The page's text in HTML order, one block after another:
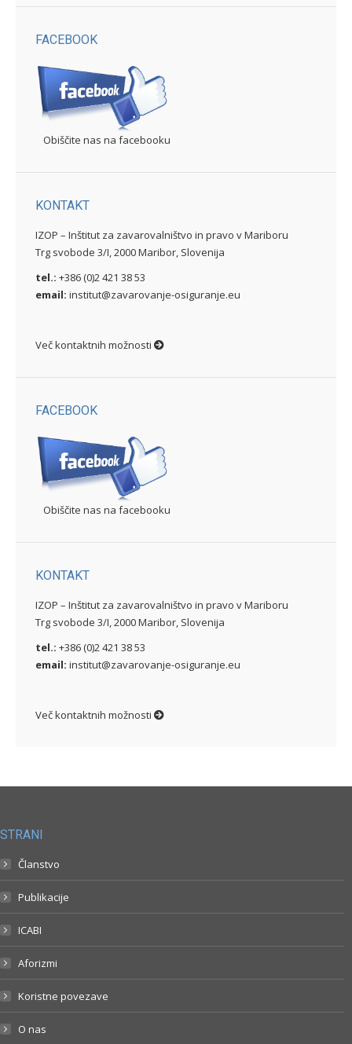
FACEBOOK
Obiščite nas na facebooku
KONTAKT
IZOP – Inštitut za zavarovalništvo in pravo v Mariboru
Trg svobode 3/I, 2000 Maribor, Slovenija
tel.: +386 (0)2 421 38 53
email: institut@zavarovanje-osiguranje.eu
Več kontaktnih možnosti
FACEBOOK
Obiščite nas na facebooku
KONTAKT
IZOP – Inštitut za zavarovalništvo in pravo v Mariboru
Trg svobode 3/I, 2000 Maribor, Slovenija
tel.: +386 (0)2 421 38 53
email: institut@zavarovanje-osiguranje.eu
Več kontaktnih možnosti
STRANI
Članstvo
Publikacije
ICABI
Aforizmi
Koristne povezave
O nas